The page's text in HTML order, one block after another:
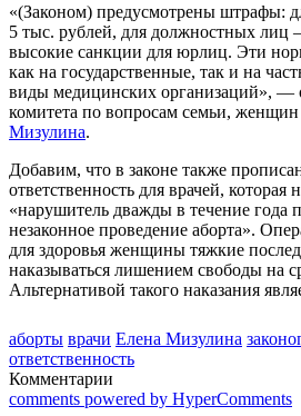
«(Законом) предусмотрены штрафы:
5 тыс. рублей, для должностных лиц
высокие санкции для юрлиц. Эти
как на государственные, так и на
виды медицинских организаций», —
комитета по вопросам семьи, женщин
Мизулина.
Добавим, что в законе также
ответственность для врачей, которая
«нарушитель дважды в течение года
незаконное проведение аборта».
для здоровья женщины тяжкие
наказываться лишением свободы на
Альтернативой такого наказания
аборты врачи Елена Мизулина
ответственность
Комментарии
comments powered by HyperComments